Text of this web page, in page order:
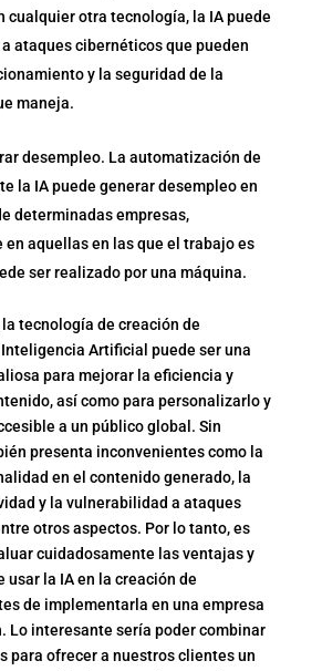
cualquier otra tecnología, la IA puede
ataques cibernéticos que pueden
y la seguridad de la
maneja.
desempleo. La automatización de
la IA puede generar desempleo en
determinadas empresas,
aquellas en las que el trabajo es
ser realizado por una máquina.
tecnología de creación de
Artificial puede ser una
para mejorar la eficiencia y
así como para personalizarlo y
a un público global. Sin
presenta inconvenientes como la
en el contenido generado, la
y la vulnerabilidad a ataques
otros aspectos. Por lo tanto, es
cuidadosamente las ventajas y
usar la IA en la creación de
de implementarla en una empresa
Lo interesante sería poder combinar
para ofrecer a nuestros clientes un